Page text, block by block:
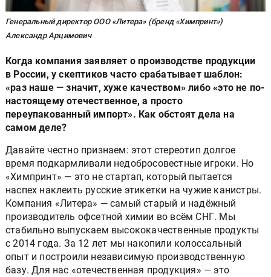
Генеральный директор ООО «Литера» (бренд «Химпринт»)
Александр Арцимович
Когда компания заявляет о производстве продукции
в России, у скептиков часто срабатывает шаблон:
«раз наше — значит, хуже качеством» либо «это не по-
настоящему отечественное, а просто
переупакованный импорт». Как обстоят дела на
самом деле?
Давайте честно признаем: этот стереотип долгое
время подкармливали недобросовестные игроки. Но
«Химпринт» — это не стартап, который пытается
наспех наклеить русские этикетки на чужие канистры.
Компания «Литера» — самый старый и надёжный
производитель офсетной химии во всём СНГ. Мы
стабильно выпускаем высококачественные продукты
с 2014 года. За 12 лет мы накопили колоссальный
опыт и построили независимую производственную
базу. Для нас «отечественная продукция» — это